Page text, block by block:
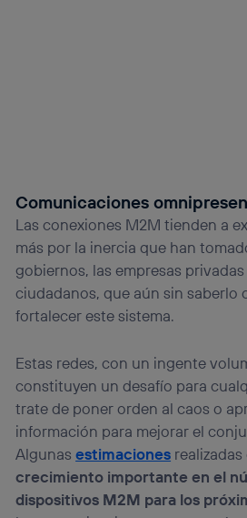
Comunicaciones
Las conexiones M2M tienden a
más por la inercia que han
gobiernos, las empresas
ciudadanos, que aún sin saberlo
fortalecer este sistema.
Estas redes, con un ingente
constituyen un desafío para
trate de poner orden al caos o
información para mejorar el
Algunasestimaciones realizadas
crecimiento importante en el
dispositivos M2M para los